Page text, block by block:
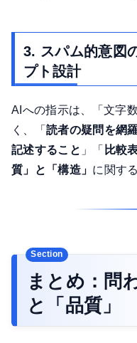
3. スパム的意図
プト設計
AIへの指示は、「文字
く、「 読者の疑問を網
記述すること 」「 比較
質」と「構造」 に関す
まとめ：問
と「品質」